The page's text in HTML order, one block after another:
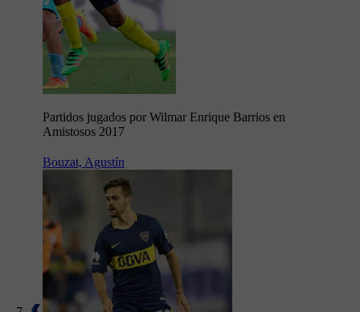
Partidos jugados por Wilmar Enrique Barrios en
Amistosos 2017
Bouzat, Agustín